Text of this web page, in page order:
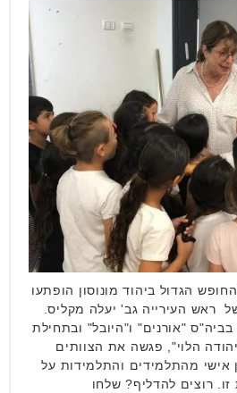
הגדול ביהוד מונוסון הופתעו
ראש העירייה גב' יעלה מקליס.
"אורנים" ו"היובל" ובתחילת
הלוי", פגשה את הצוותים
אישי מהתלמידים והתלמידות על
רוצים להדליף? שלחו